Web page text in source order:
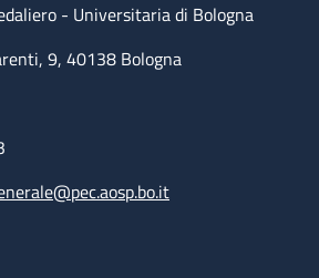
- Universitaria di Bologna
9, 40138 Bologna